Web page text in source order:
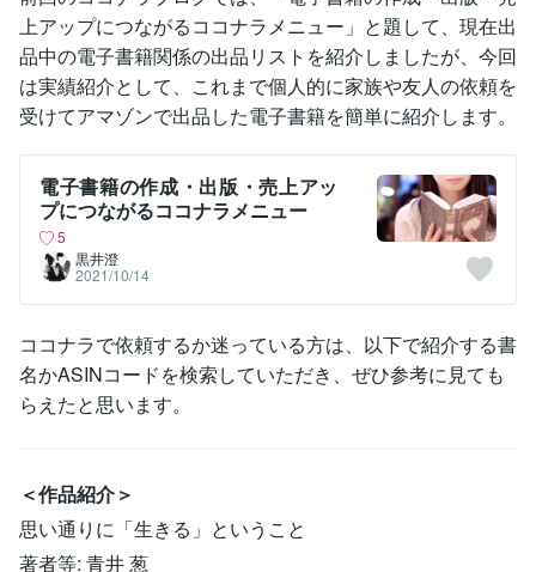
上アップにつながるココナラメニュー」と題して、現在出
品中の電子書籍関係の出品リストを紹介しましたが、今回
は実績紹介として、これまで個人的に家族や友人の依頼を
受けてアマゾンで出品した電子書籍を簡単に紹介します。
電子書籍の作成・出版・売上アッ
プにつながるココナラメニュー
5
黒井澄
2021/10/14
ココナラで依頼するか迷っている方は、以下で紹介する書
名かASINコードを検索していただき、ぜひ参考に見ても
らえたと思います。
＜作品紹介＞
思い通りに「生きる」ということ
著者等: 青井 葱